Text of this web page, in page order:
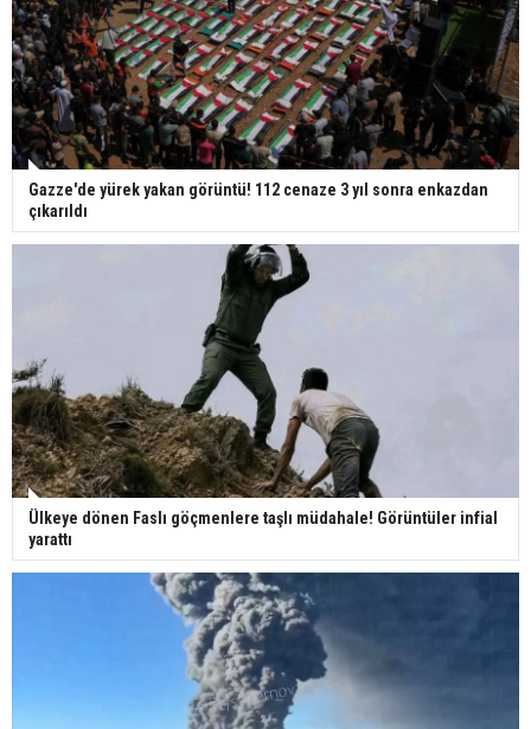
Gazze'de yürek yakan görüntü! 112 cenaze 3 yıl sonra enkazdan
çıkarıldı
Ülkeye dönen Faslı göçmenlere taşlı müdahale! Görüntüler infial
yarattı